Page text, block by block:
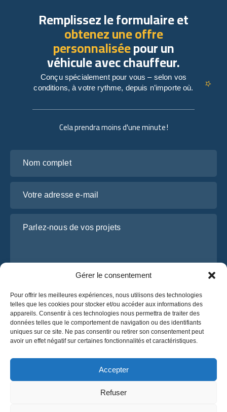
Gérer le consentement
Pour offrir les meilleures expériences, nous utilisons des technologies
telles que les cookies pour stocker et/ou accéder aux informations des
appareils. Consentir à ces technologies nous permettra de traiter des
données telles que le comportement de navigation ou des identifiants
uniques sur ce site. Ne pas consentir ou retirer son consentement peut
avoir un effet négatif sur certaines fonctionnalités et caractéristiques.
Accepter
Refuser
Cela prendra moins d'une minute !
J’ai lu et j’accepte lapolitique de confidentialité
d’OsaBus.
Obtenez un devis
Obtenez un devis
Remplissez le formulaire et
obtenez une offre
personnaliséepour un
véhicule avec chauffeur.
Conçu spécialement pour vous – selon vos
conditions, à votre rythme, depuis n’importe où.